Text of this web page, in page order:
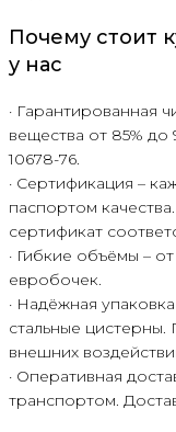
Почему стоит
у нас
· Гарантированная
вещества от 85% до
10678-76.
· Сертификация –
паспортом
сертификат
· Гибкие объёмы –
евробочек.
· Надёжная
стальные
внешних
· Оперативная
транспортом.